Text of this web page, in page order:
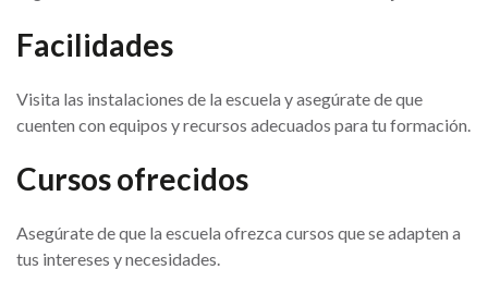
Facilidades
Visita las instalaciones de la escuela y asegúrate de que
cuenten con equipos y recursos adecuados para tu formación.
Cursos ofrecidos
Asegúrate de que la escuela ofrezca cursos que se adapten a
tus intereses y necesidades.